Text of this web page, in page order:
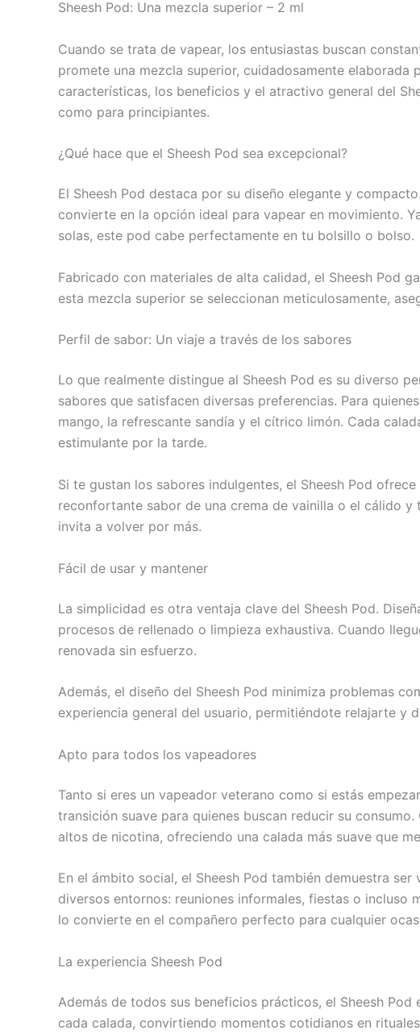
Sheesh Pod: Una mezcla superior – 2 ml
Cuando se trata de vapear, los entusiastas buscan
promete una mezcla superior, cuidadosamente
características, los beneficios y el atractivo general del
como para principiantes.
¿Qué hace que el Sheesh Pod sea excepcional?
El Sheesh Pod destaca por su diseño elegante y
convierte en la opción ideal para vapear en movimiento.
solas, este pod cabe perfectamente en tu bolsillo o bolso.
Fabricado con materiales de alta calidad, el Sheesh Pod
esta mezcla superior se seleccionan meticulosamente,
Perfil de sabor: Un viaje a través de los sabores
Lo que realmente distingue al Sheesh Pod es su diverso
sabores que satisfacen diversas preferencias. Para
mango, la refrescante sandía y el cítrico limón. Cada
estimulante por la tarde.
Si te gustan los sabores indulgentes, el Sheesh Pod
reconfortante sabor de una crema de vainilla o el cálido
invita a volver por más.
Fácil de usar y mantener
La simplicidad es otra ventaja clave del Sheesh Pod.
procesos de rellenado o limpieza exhaustiva. Cuando
renovada sin esfuerzo.
Además, el diseño del Sheesh Pod minimiza problemas
experiencia general del usuario, permitiéndote relajarte y
Apto para todos los vapeadores
Tanto si eres un vapeador veterano como si estás
transición suave para quienes buscan reducir su
altos de nicotina, ofreciendo una calada más suave que
En el ámbito social, el Sheesh Pod también demuestra
diversos entornos: reuniones informales, fiestas o
lo convierte en el compañero perfecto para cualquier
La experiencia Sheesh Pod
Además de todos sus beneficios prácticos, el Sheesh
cada calada, convirtiendo momentos cotidianos en